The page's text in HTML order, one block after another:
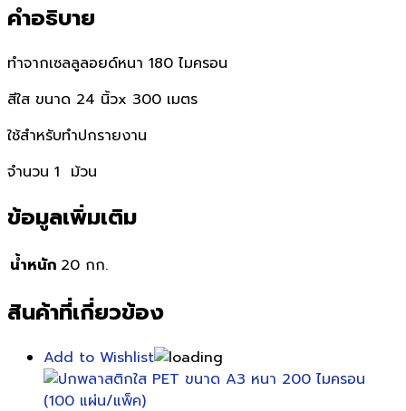
คำอธิบาย
ทำจากเซลลูลอยด์หนา 180 ไมครอน
สีใส ขนาด 24 นิ้วx 300 เมตร
ใช้สำหรับทำปกรายงาน
จำนวน 1 ม้วน
ข้อมูลเพิ่มเติม
น้ำหนัก 20 กก.
สินค้าที่เกี่ยวข้อง
Add to Wishlist